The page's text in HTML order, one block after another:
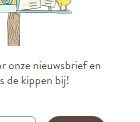
onze nieuwsbrief en
de kippen bij!